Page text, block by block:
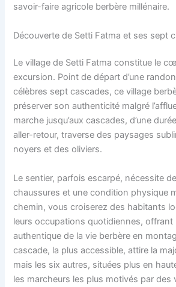
savoir-faire agricole berbère millénaire.
Découverte de Setti Fatma et ses sept
Le village de Setti Fatma constitue le
excursion. Point de départ d’une
célèbres sept cascades, ce village
préserver son authenticité malgré
marche jusqu’aux cascades, d’une
aller-retour, traverse des paysages
noyers et des oliviers.
Le sentier, parfois escarpé, nécessite
chaussures et une condition physique
chemin, vous croiserez des habitants
leurs occupations quotidiennes, offrant
authentique de la vie berbère en
cascade, la plus accessible, attire la
mais les six autres, situées plus en
les marcheurs les plus motivés par des